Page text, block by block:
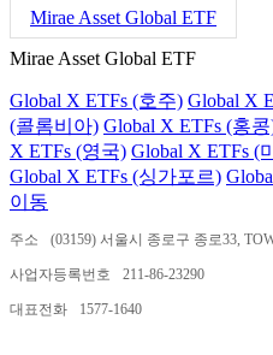
Mirae Asset Global ETF
Mirae Asset Global ETF
Global X ETFs (호주) Global X
(콜롬비아) Global X ETFs (홍
X ETFs (영국) Global X ETFs (
Global X ETFs (싱가포르)
이동
주소 (03159) 서울시 종로구 종로33,
사업자등록번호 211-86-23290
대표전화 1577-1640